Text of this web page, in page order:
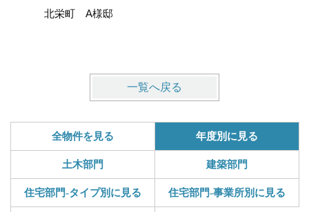
北栄町 A様邸
一覧へ戻る
全物件を見る 年度別に見る
土木部門 建築部門
住宅部門-タイプ別に見る 住宅部門-事業所別に見る